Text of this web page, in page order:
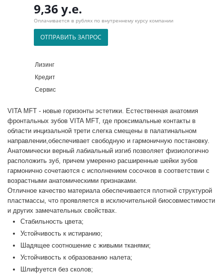
9,36 у.е.
Оплачивается в рублях по внутреннему курсу компании
ОТПРАВИТЬ ЗАПРОС
Лизинг
Кредит
Сервис
VITA MFT - новые горизонты эстетики. Естественная анатомия
фронтальных зубов VITA MFT, где проксимальные контакты в
области инцизальной трети слегка смещены в палатинальном
направлении,обеспечивает свободную и гармоничную постановку.
Анатомически верный лабиальный изгиб позволяет физиологично
расположить зуб, причем умеренно расширенные шейки зубов
гармонично сочетаются с исполнением сосочков в соответствии с
возрастными анатомическими признаками.
Отличное качество материала обеспечивается плотной структурой
пластмассы, что проявляется в исключительной биосовместимости
и других замечательных свойствах.
Стабильность цвета;
Устойчивость к истиранию;
Шадящее соотношение с живыми тканями;
Устойчивость к образованию налета;
Шлифуется без сколов;